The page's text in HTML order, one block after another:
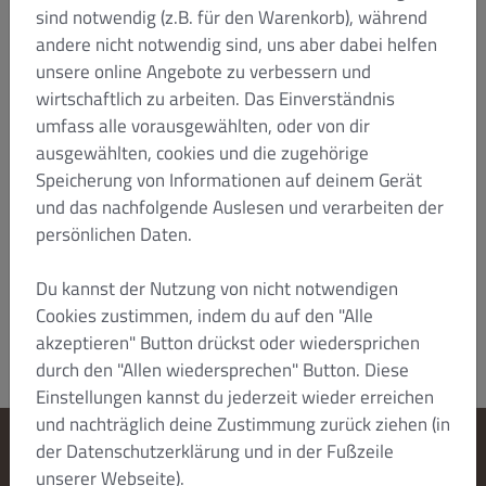
Kaufmann/eine Kauffrau, eine juristische Person
des öffentlichen Rechts oder um ein öffentlich-
rechtliches Sondervermögen handelt, ist
ausschließlicher Gerichtsstand für alle
Streitigkeiten aus oder im Zusammenhang mit
dieser Vereinbarung, ihrem Zustandekommen
oder ihrer Durchführung Düsseldorf. Sofern der
Kunde seinen Sitz im Ausland hat, kann DISH
jedoch auch dort Klage erheben. Ansonsten gilt der
gesetzliche Gerichtsstand.
Stand: Januar 2022/HTZ
Cookie-Einstellungen ändern
sind notwendig (z.B. für den Warenkorb), während
andere nicht notwendig sind, uns aber dabei helfen
unsere online Angebote zu verbessern und
wirtschaftlich zu arbeiten. Das Einverständnis
umfass alle vorausgewählten, oder von dir
ausgewählten, cookies und die zugehörige
Speicherung von Informationen auf deinem Gerät
und das nachfolgende Auslesen und verarbeiten der
persönlichen Daten.
Du kannst der Nutzung von nicht notwendigen
Cookies zustimmen, indem du auf den "Alle
akzeptieren" Button drückst oder wiedersprichen
durch den "Allen wiedersprechen" Button. Diese
Einstellungen kannst du jederzeit wieder erreichen
und nachträglich deine Zustimmung zurück ziehen (in
der Datenschutzerklärung und in der Fußzeile
unserer Webseite).